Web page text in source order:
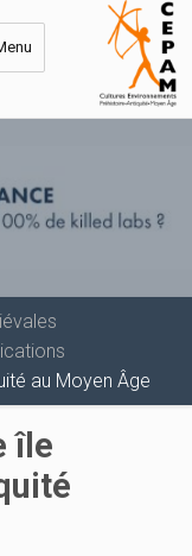
au Moyen Âge
île